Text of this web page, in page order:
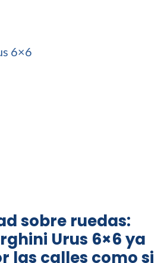
sobre ruedas:
Urus 6×6 ya
las calles como si